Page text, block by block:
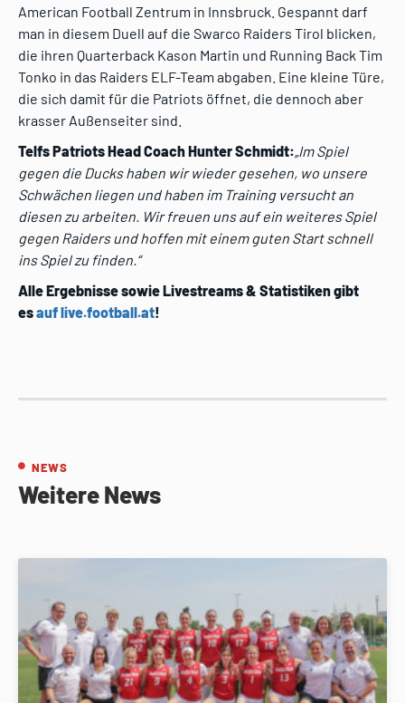
American Football Zentrum in Innsbruck. Gespannt darf
man in diesem Duell auf die Swarco Raiders Tirol blicken,
die ihren Quarterback Kason Martin und Running Back Tim
Tonko in das Raiders ELF-Team abgaben. Eine kleine Türe,
die sich damit für die Patriots öffnet, die dennoch aber
krasser Außenseiter sind.
Telfs Patriots Head Coach Hunter Schmidt:„Im Spiel
gegen die Ducks haben wir wieder gesehen, wo unsere
Schwächen liegen und haben im Training versucht an
diesen zu arbeiten. Wir freuen uns auf ein weiteres Spiel
gegen Raiders und hoffen mit einem guten Start schnell
ins Spiel zu finden.“
Alle Ergebnisse sowie Livestreams & Statistiken gibt
esauf live.football.at!
NEWS
Weitere News